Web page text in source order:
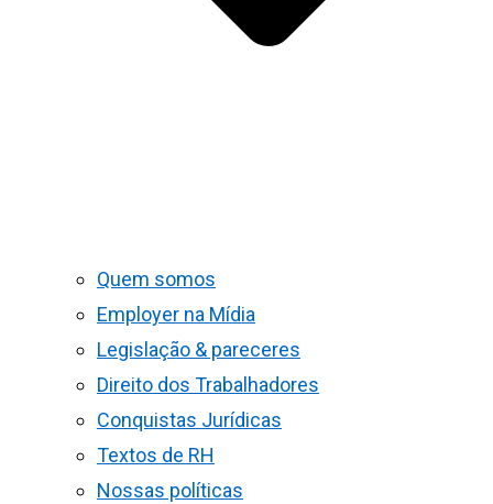
Quem somos
Employer na Mídia
Legislação & pareceres
Direito dos Trabalhadores
Conquistas Jurídicas
Textos de RH
Nossas políticas